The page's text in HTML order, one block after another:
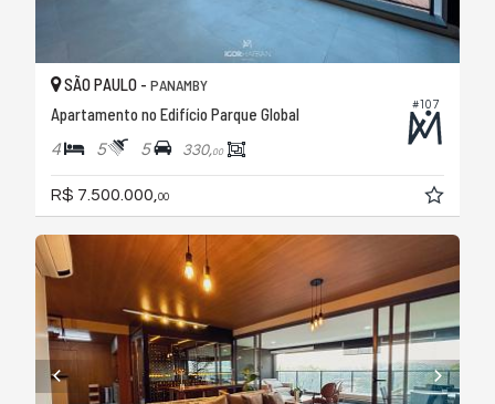
#107
SÃO PAULO - PANAMBY
Apartamento no Edifício Parque Global
4 5 5 330,00
R$ 7.500.000, 00